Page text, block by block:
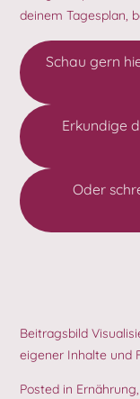
deinem Tagesplan,
Schau gern
Erkundige
Oder
Beitragsbild
eigener Inhalte und
Posted in Ernährung,